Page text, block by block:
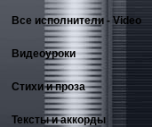
Все исполнители - Video
Видеоуроки
Стихи и проза
Тексты и аккорды